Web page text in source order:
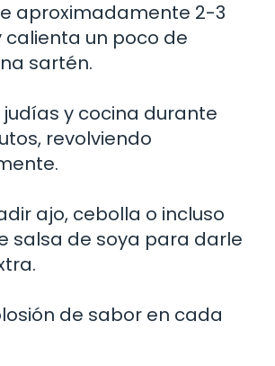
aproximadamente 2-3
calienta un poco de
sartén.
y cocina durante
revolviendo
ajo, cebolla o incluso
salsa de soya para darle
de sabor en cada